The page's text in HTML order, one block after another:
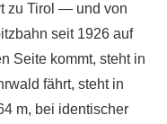
zu Tirol — und von
seit 1926 auf
Seite kommt, steht in
fährt, steht in
m, bei identischer